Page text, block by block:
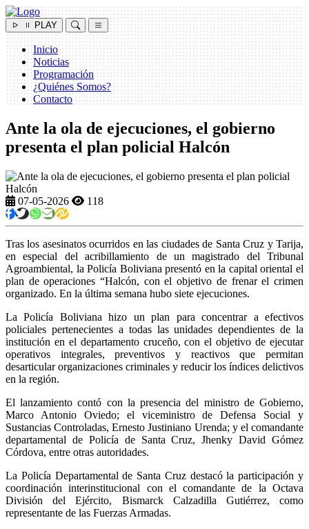
PLAY
Inicio
Noticias
Programación
¿Quiénes Somos?
Contacto
Ante la ola de ejecuciones, el gobierno
presenta el plan policial Halcón
07-05-2026 118
Tras los asesinatos ocurridos en las ciudades de Santa Cruz y Tarija,
en especial del acribillamiento de un magistrado del Tribunal
Agroambiental, la Policía Boliviana presentó en la capital oriental el
plan de operaciones “Halcón, con el objetivo de frenar el crimen
organizado. En la última semana hubo siete ejecuciones.
La Policía Boliviana hizo un plan para concentrar a efectivos
policiales pertenecientes a todas las unidades dependientes de la
institución en el departamento cruceño, con el objetivo de ejecutar
operativos integrales, preventivos y reactivos que permitan
desarticular organizaciones criminales y reducir los índices delictivos
en la región.
El lanzamiento contó con la presencia del ministro de Gobierno,
Marco Antonio Oviedo; el viceministro de Defensa Social y
Sustancias Controladas, Ernesto Justiniano Urenda; y el comandante
departamental de Policía de Santa Cruz, Jhenky David Gómez
Córdova, entre otras autoridades.
La Policía Departamental de Santa Cruz destacó la participación y
coordinación interinstitucional con el comandante de la Octava
División del Ejército, Bismarck Calzadilla Gutiérrez, como
representante de las Fuerzas Armadas.